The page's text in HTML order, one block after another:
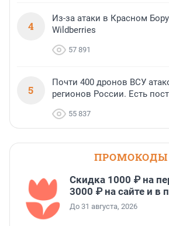
4
Из-за атаки в Красном
Wildberries
57 891
5
Почти 400 дронов ВСУ
регионов России. Есть
55 837
ПРОМОКОДЫ
Скидка 1000 ₽ на
3000 ₽ на сайте и в
До 31 августа, 2026